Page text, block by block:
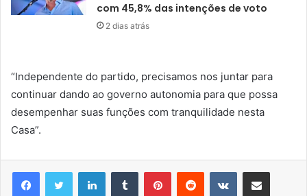
com 45,8% das intenções de voto
2 dias atrás
“Independente do partido, precisamos nos juntar para
continuar dando ao governo autonomia para que possa
desempenhar suas funções com tranquilidade nesta
Casa”.
LinkedinTumblr PinterestReddit VK Compartilhar via e-mail